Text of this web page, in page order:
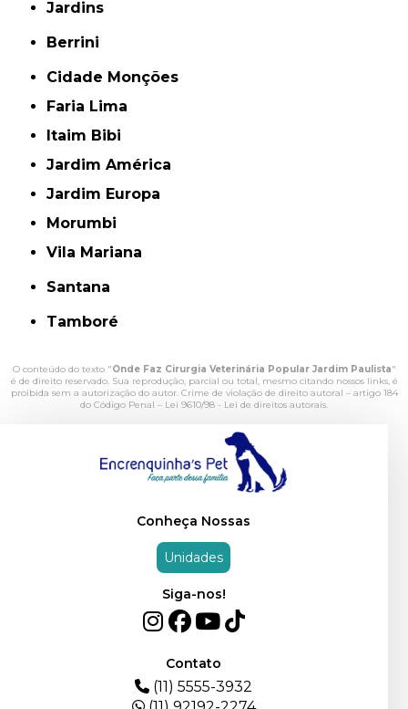
Jardins
Berrini
Cidade Monções
Faria Lima
Itaim Bibi
Jardim América
Jardim Europa
Morumbi
Vila Mariana
Santana
Tamboré
O conteúdo do texto "Onde Faz Cirurgia Veterinária Popular Jardim Paulista"
é de direito reservado. Sua reprodução, parcial ou total, mesmo citando nossos links, é
proibida sem a autorização do autor. Crime de violação de direito autoral – artigo 184
do Código Penal – Lei 9610/98 - Lei de direitos autorais.
Conheça Nossas
Unidades
Siga-nos!
Contato
(11) 5555-3932